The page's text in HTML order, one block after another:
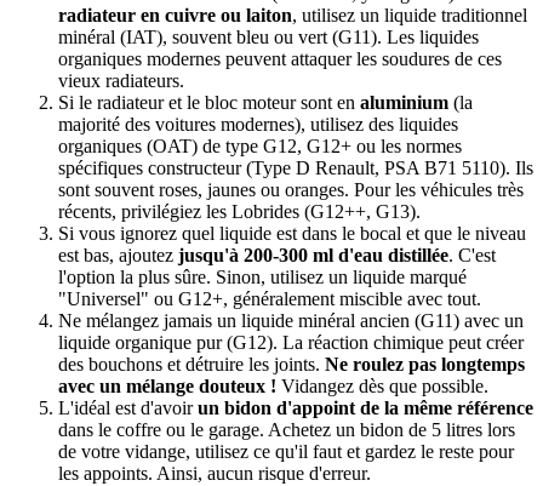
radiateur en cuivre ou laiton, utilisez un liquide traditionnel
minéral (IAT), souvent bleu ou vert (G11). Les liquides
organiques modernes peuvent attaquer les soudures de ces
vieux radiateurs.
Si le radiateur et le bloc moteur sont en aluminium (la
majorité des voitures modernes), utilisez des liquides
organiques (OAT) de type G12, G12+ ou les normes
spécifiques constructeur (Type D Renault, PSA B71 5110). Ils
sont souvent roses, jaunes ou oranges. Pour les véhicules très
récents, privilégiez les Lobrides (G12++, G13).
Si vous ignorez quel liquide est dans le bocal et que le niveau
est bas, ajoutez jusqu'à 200-300 ml d'eau distillée. C'est
l'option la plus sûre. Sinon, utilisez un liquide marqué
"Universel" ou G12+, généralement miscible avec tout.
Ne mélangez jamais un liquide minéral ancien (G11) avec un
liquide organique pur (G12). La réaction chimique peut créer
des bouchons et détruire les joints. Ne roulez pas longtemps
avec un mélange douteux ! Vidangez dès que possible.
L'idéal est d'avoirun bidon d'appoint de la même référence
dans le coffre ou le garage. Achetez un bidon de 5 litres lors
de votre vidange, utilisez ce qu'il faut et gardez le reste pour
les appoints. Ainsi, aucun risque d'erreur.